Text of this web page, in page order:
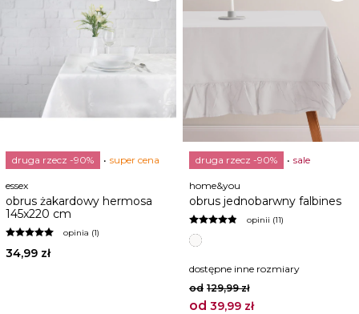
druga rzecz -90% super cena
essex
obrus żakardowy hermosa
145x220 cm
opinia (1)
34,99 zł
druga rzecz -90% sale
home&you
obrus jednobarwny falbines
opinii (11)
dostępne inne rozmiary
od 129,99 zł
od 39,99 zł